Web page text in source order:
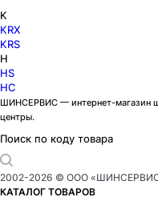
K
KRX
KRS
H
HS
HC
ШИНСЕРВИС — интернет-магазин
центры.
Поиск по коду товара
2002-2026 © ООО
КАТАЛОГ ТОВАРОВ